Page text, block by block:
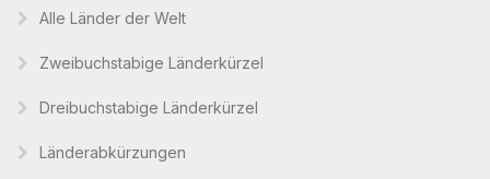
Alle Länder der Welt
Zweibuchstabige Länderkürzel
Dreibuchstabige Länderkürzel
Länderabkürzungen